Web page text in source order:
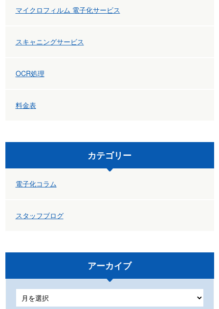
マイクロフィルム 電子化サービス
スキャニングサービス
OCR処理
料金表
カテゴリー
電子化コラム
スタッフブログ
アーカイブ
ー